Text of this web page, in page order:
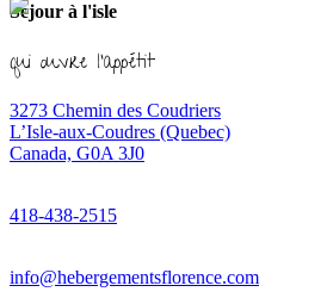
Séjour à l'isle
qui ouvre l'appétit
3273 Chemin des Coudriers
L’Isle-aux-Coudres (Quebec)
Canada, G0A 3J0
418-438-2515
info@hebergementsflorence.com